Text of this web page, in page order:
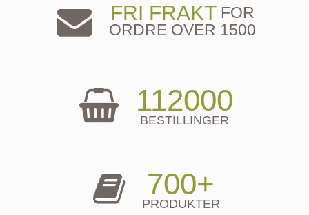
FRI FRAKTFOR
ORDRE OVER 1500
112000
BESTILLINGER
700+
PRODUKTER